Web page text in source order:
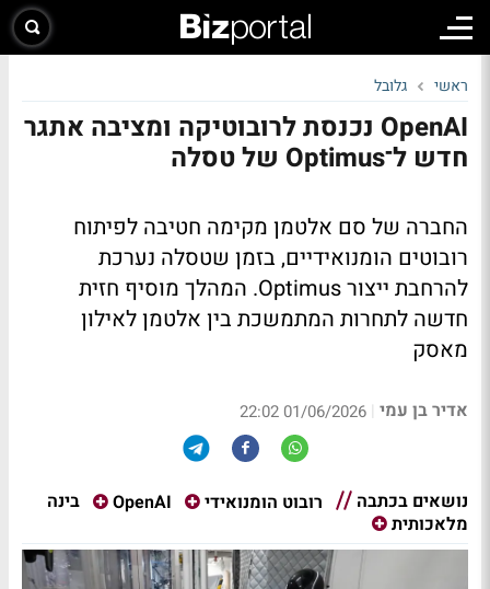
ראשי גלובל
OpenAI נכנסת לרובוטיקה ומציבה אתגר
חדש ל־Optimus של טסלה
החברה של סם אלטמן מקימה חטיבה לפיתוח
רובוטים הומנואידיים, בזמן שטסלה נערכת
להרחבת ייצור Optimus. המהלך מוסיף חזית
חדשה לתחרות המתמשכת בין אלטמן לאילון
מאסק
אדיר בן עמי |
01/06/2026 22:02
נושאים בכתבה רובוט הומנואידי OpenAI
בינה
מלאכותית